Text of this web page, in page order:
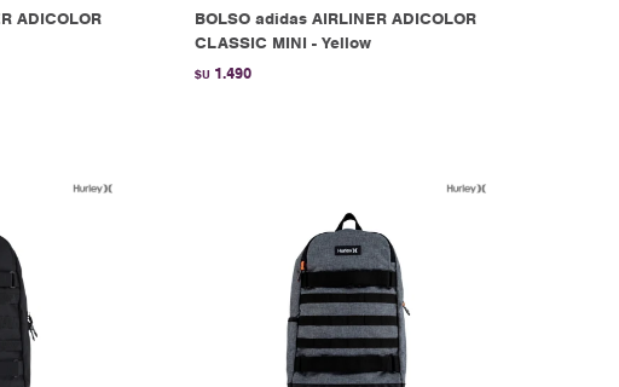
ADICOLOR
BOLSO adidas AIRLINER ADICOLOR
CLASSIC MINI - Yellow
$U 1.490